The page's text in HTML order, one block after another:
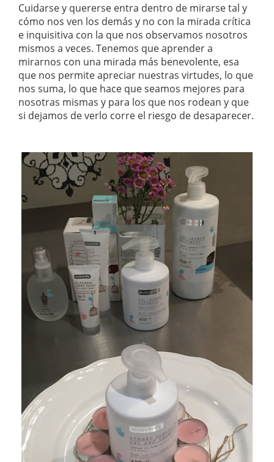
Cuidarse y quererse entra dentro de mirarse tal y
cómo nos ven los demás y no con la mirada crítica
e inquisitiva con la que nos observamos nosotros
mismos a veces. Tenemos que aprender a
mirarnos con una mirada más benevolente, esa
que nos permite apreciar nuestras virtudes, lo que
nos suma, lo que hace que seamos mejores para
nosotras mismas y para los que nos rodean y que
si dejamos de verlo corre el riesgo de desaparecer.